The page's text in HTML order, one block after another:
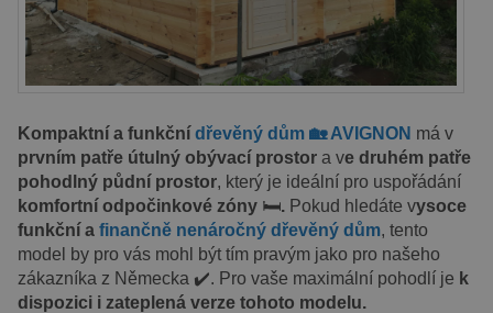
Kompaktní a funkční dřevěný dům 🏡 AVIGNON má v
prvním patře útulný obývací prostor a ve druhém patře
pohodlný půdní prostor, který je ideální pro uspořádání
komfortní odpočinkové zóny 🛏️. Pokud hledáte vysoce
funkční a finančně nenáročný dřevěný dům, tento
model by pro vás mohl být tím pravým jako pro našeho
zákazníka z Německa ✔️. Pro vaše maximální pohodlí je k
dispozici i zateplená verze tohoto modelu.